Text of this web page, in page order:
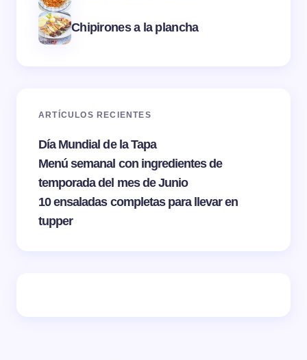
Chipirones a la plancha
ARTÍCULOS RECIENTES
Día Mundial de la Tapa
Menú semanal con ingredientes de
temporada del mes de Junio
10 ensaladas completas para llevar en
tupper